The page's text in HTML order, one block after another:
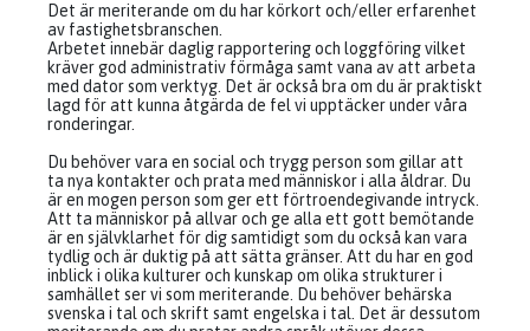
Det är meriterande om du har körkort och/eller erfarenhet
av fastighetsbranschen.
Arbetet innebär daglig rapportering och loggföring vilket
kräver god administrativ förmåga samt vana av att arbeta
med dator som verktyg. Det är också bra om du är praktiskt
lagd för att kunna åtgärda de fel vi upptäcker under våra
ronderingar.
Du behöver vara en social och trygg person som gillar att
ta nya kontakter och prata med människor i alla åldrar. Du
är en mogen person som ger ett förtroendegivande intryck.
Att ta människor på allvar och ge alla ett gott bemötande
är en självklarhet för dig samtidigt som du också kan vara
tydlig och är duktig på att sätta gränser. Att du har en god
inblick i olika kulturer och kunskap om olika strukturer i
samhället ser vi som meriterande. Du behöver behärska
svenska i tal och skrift samt engelska i tal. Det är dessutom